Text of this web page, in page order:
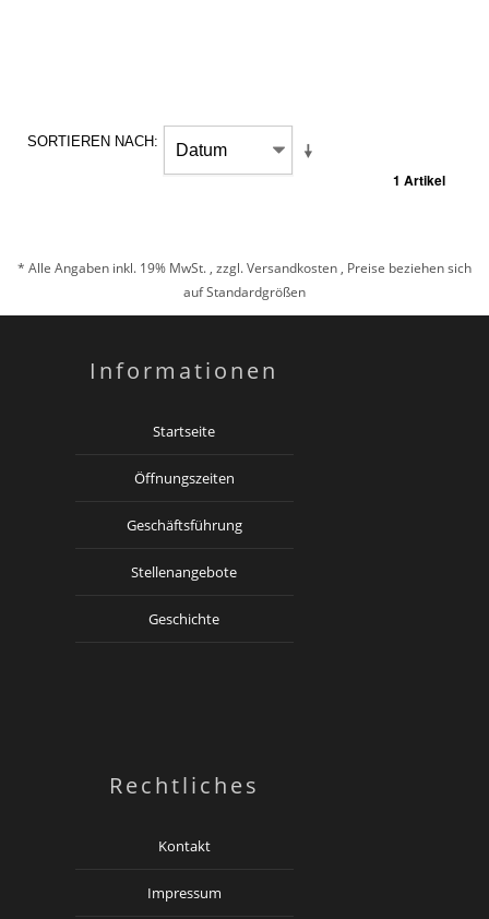
SORTIEREN NACH
1 Artikel
* Alle Angaben inkl. 19% MwSt. , zzgl.Versandkosten , Preise beziehen sich
auf Standardgrößen
Informationen
Startseite
Öffnungszeiten
Geschäftsführung
Stellenangebote
Geschichte
Rechtliches
Kontakt
Impressum